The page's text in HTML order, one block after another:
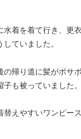
水着を着て行き、更
ていました。
の帰り道に髪がボサ
も被っていました。
替えやすいワンピー